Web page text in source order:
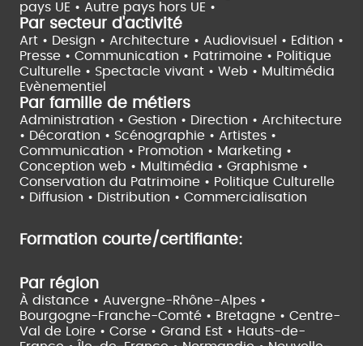
pays UE • Autre pays hors UE •
Par secteur d'activité
Art • Design • Architecture • Audiovisuel • Edition •
Presse • Communication • Patrimoine • Politique
Culturelle • Spectacle vivant • Web • Multimédia
Evènementiel
Par famille de métiers
Administration • Gestion • Direction • Architecture
• Décoration • Scénographie • Artistes •
Communication • Promotion • Marketing •
Conception web • Multimédia • Graphisme •
Conservation du Patrimoine • Politique Culturelle
• Diffusion • Distribution • Commercialisation
Formation courte/certifiante:
Par région
À distance • Auvergne-Rhône-Alpes •
Bourgogne-Franche-Comté • Bretagne • Centre-
Val de Loire • Corse • Grand Est • Hauts-de-